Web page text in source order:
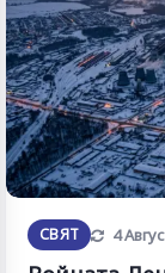
СВЯТ 4